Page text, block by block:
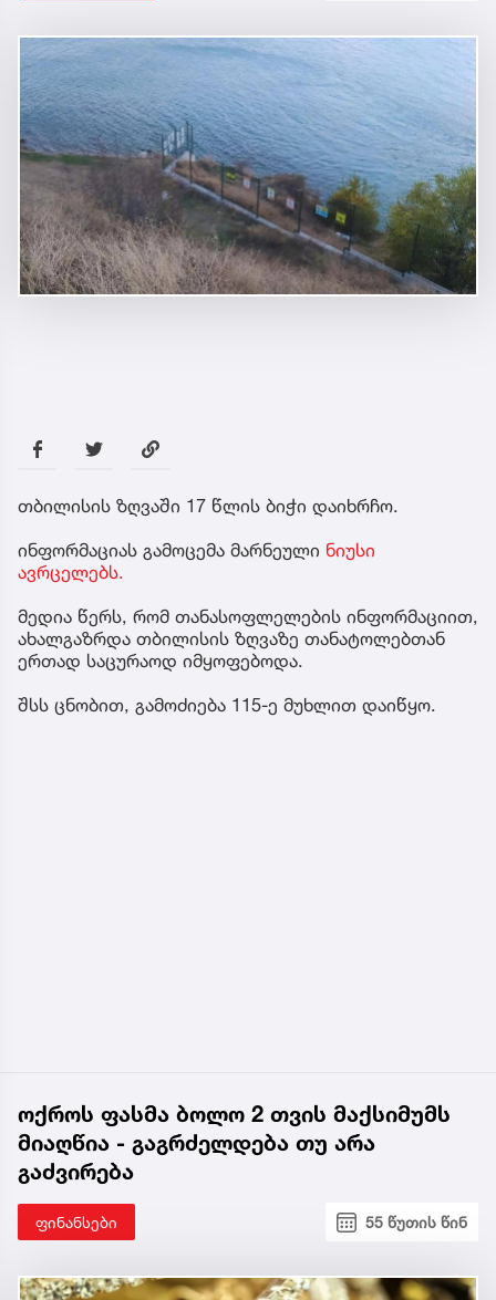
თბილისის ზღვაში 17 წლის ბიჭი დაიხრჩო.
ინფორმაციას გამოცემა მარნეული ნიუსი
ავრცელებს.
მედია წერს, რომ თანასოფლელების ინფორმაციით,
ახალგაზრდა თბილისის ზღვაზე თანატოლებთან
ერთად საცურაოდ იმყოფებოდა.
შსს ცნობით, გამოძიება 115-ე მუხლით დაიწყო.
ოქროს ფასმა ბოლო 2 თვის მაქსიმუმს
მიაღწია - გაგრძელდება თუ არა
გაძვირება
ფინანსები 55 წუთის წინ